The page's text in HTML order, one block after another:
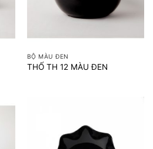
BỘ MÀU ĐEN
THỐ TH 12 MÀU ĐEN